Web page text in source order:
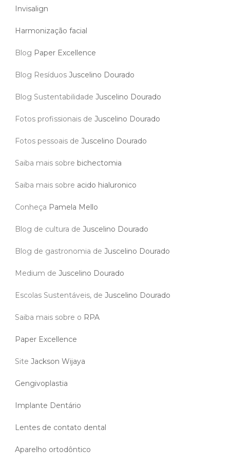
Invisalign
Harmonização facial
Blog Paper Excellence
Blog Resíduos Juscelino Dourado
Blog Sustentabilidade Juscelino Dourado
Fotos profissionais de Juscelino Dourado
Fotos pessoais de Juscelino Dourado
Saiba mais sobre bichectomia
Saiba mais sobre acido hialuronico
Conheça Pamela Mello
Blog de cultura de Juscelino Dourado
Blog de gastronomia de Juscelino Dourado
Medium de Juscelino Dourado
Escolas Sustentáveis, de Juscelino Dourado
Saiba mais sobre o RPA
Paper Excellence
Site Jackson Wijaya
Gengivoplastia
Implante Dentário
Lentes de contato dental
Aparelho ortodôntico